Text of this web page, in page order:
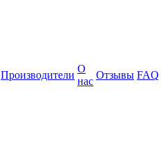
Производители
О
нас
Отзывы FAQ